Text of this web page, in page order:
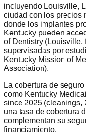
incluyendo Louisville,
ciudad con los precios
donde los implantes
Kentucky pueden
of Dentistry (Louisville,
supervisadas por
Kentucky Mission of
Association).
La cobertura de
como Kentucky
since 2025 (cleanings,
una tasa de cobertura
complementan su
financiamiento.